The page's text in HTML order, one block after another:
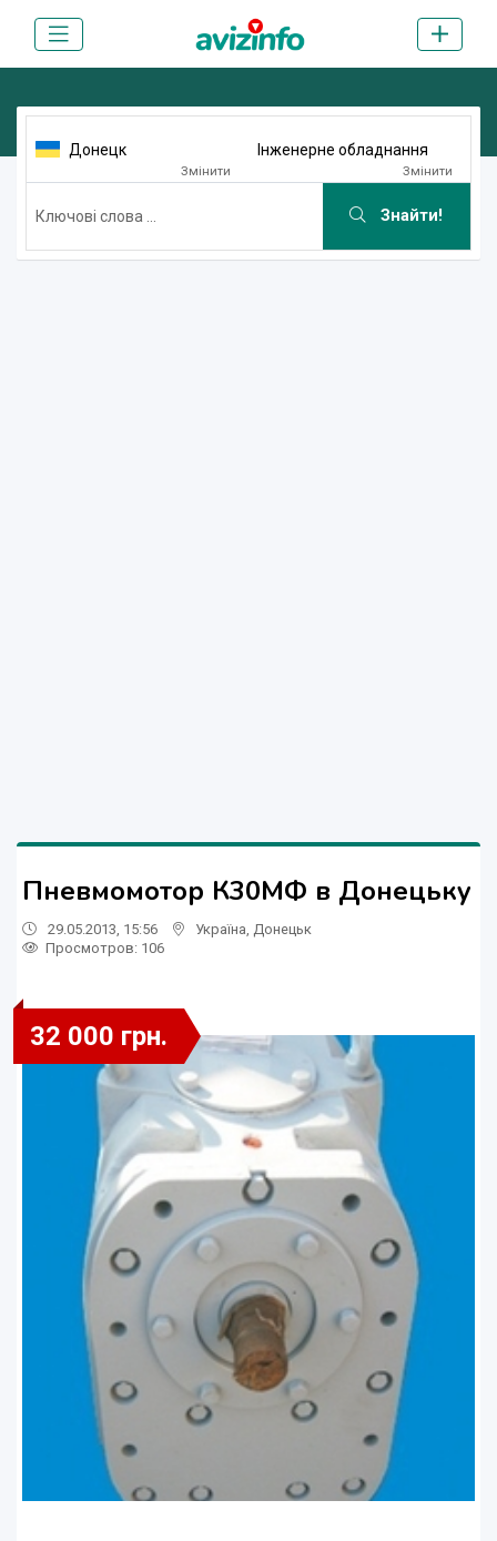
Донецк
Змінити
Інженерне обладнання
Змінити
Знайти!
Пневмомотор К30МФ в Донецьку
29.05.2013, 15:56 Україна Донецьк
Просмотров: 106
32 000 грн.